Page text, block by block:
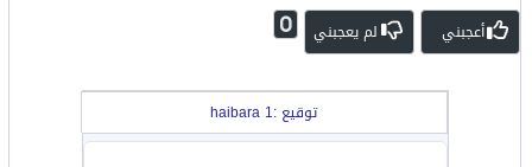
أعجبني لم يعجبني 0
توقيع :haibara 1